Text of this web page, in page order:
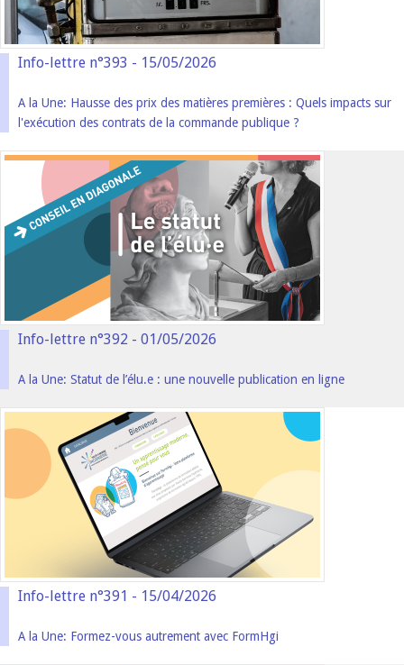
Info-lettre n°393 - 15/05/2026
A la Une: Hausse des prix des matières premières : Quels impacts sur
l'exécution des contrats de la commande publique ?
Info-lettre n°392 - 01/05/2026
A la Une: Statut de l’élu.e : une nouvelle publication en ligne
Info-lettre n°391 - 15/04/2026
A la Une: Formez-vous autrement avec FormHgi